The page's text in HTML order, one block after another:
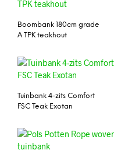
Boombank 180cm grade
A TPK teakhout
Tuinbank 4-zits Comfort
FSC Teak Exotan